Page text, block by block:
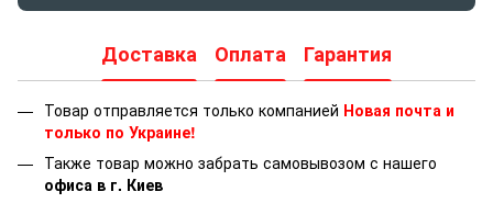
Доставка Оплата Гарантия
Товар отправляется только компанией Новая почта и
только по Украине!
Также товар можно забрать самовывозом с нашего
офиса в г. Киев